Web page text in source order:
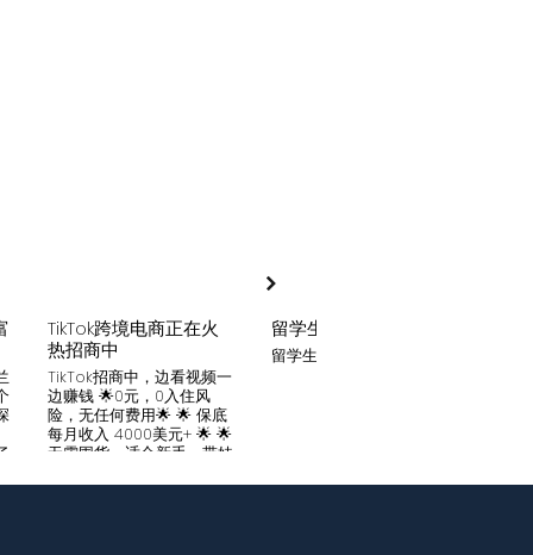
TikTok跨境电商正在火
热招商中
TikTok招商中，边看视频一
边赚钱 🌟0元，0入住风
险，无任何费用🌟 🌟 保底
每月收入 4000美元+ 🌟 🌟
无需囤货，适合新手，带娃
商，有来自世界各地的服
留学生贷款
留学生贷款专业平台
风险